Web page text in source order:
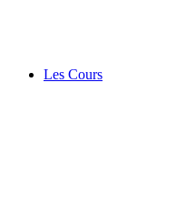
Les Cours